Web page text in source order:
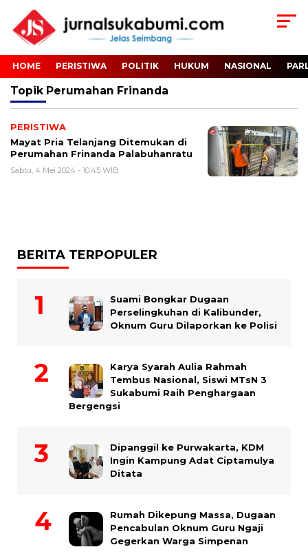
HOME PERISTIWA POLITIK HUKUM NASIONAL
Topik Perumahan Frinanda
PERISTIWA
Mayat Pria Telanjang Ditemukan di
Perumahan Frinanda Palabuhanratu
Sabtu, 4 Mei 2024 - 10:45 WIB
BERITA TERPOPULER
Suami Bongkar Dugaan
Perselingkuhan di Kalibunder,
Oknum Guru Dilaporkan ke Polisi
Karya Syarah Aulia Rahmah
Tembus Nasional, Siswi MTsN 3
Sukabumi Raih Penghargaan
Bergengsi
Dipanggil ke Purwakarta, KDM
Ingin Kampung Adat Ciptamulya
Ditata
Rumah Dikepung Massa, Dugaan
Pencabulan Oknum Guru Ngaji
Gegerkan Warga Simpenan